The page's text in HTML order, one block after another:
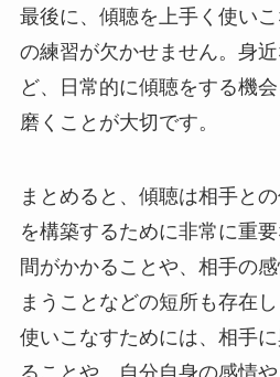
最後に、傾聴を上手く使い
の練習が欠かせません。身
ど、日常的に傾聴をする機
磨くことが大切です。
まとめると、傾聴は相手と
を構築するために非常に重
間がかかることや、相手の
まうことなどの短所も存在
使いこなすためには、相手